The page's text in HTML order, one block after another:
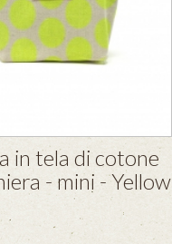
in tela di cotone
- mini - Yellow